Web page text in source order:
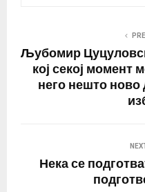
Љубомир
кој секој момент
него нешто ново
Нека се